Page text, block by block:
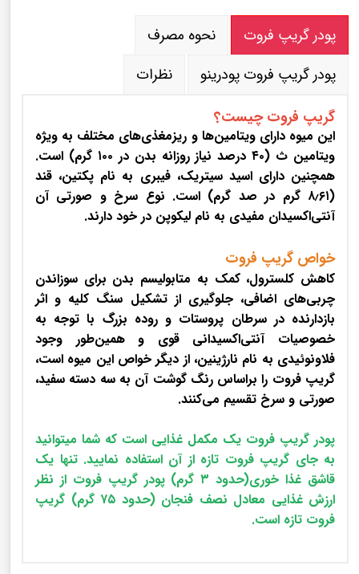
پودر گریپ فروت
نحوه مصرف
پودر گریپ فروت پودرینو
نظرات
گریپ فروت چیست؟
این میوه دارای ویتامین‌ها و ریزمغذی‌های مختلف به ویژه
ویتامین ث (۴۰ درصد نیاز روزانه بدن در ۱۰۰ گرم) است.
همچنین دارای اسید سیتریک، فیبری به نام پکتین، قند
(۸٫۶۱ گرم در صد گرم) است.
نوع سرخ و صورتی آن
آنتی‌اکسیدان مفیدی به نام لیکوپن در خود دارند.
خواص گریپ فروت
کاهش کلسترول، کمک به متابولیسم بدن برای سوزاندن
چربی‌های اضافی، جلوگیری از تشکیل سنگ کلیه و اثر
بازدارنده در سرطان پروستات و روده بزرگ با توجه به
خصوصیات آنتی‌اکسیدانی قوی و همین‌طور وجود
فلاونوئیدی به نام نارژینین، از دیگر خواص این میوه است،
گریپ فروت را براساس رنگ گوشت آن به سه دسته سفید،
صورتی و سرخ تقسیم می‌کنند.
پودر گریپ فروت یک مکمل غذایی است که شما میتوانید
به جای گریپ فروت تازه از آن استفاده نمایید. تنها یک
قاشق غذا خوری(حدود ۳ گرم) پودر گریپ فروت از نظر
ارزش غذایی معادل نصف فنجان (حدود ۷۵ گرم) گریپ
فروت تازه است.